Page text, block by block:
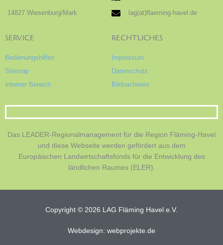
14827 Wiesenburg/Mark lag(at)flaeming-havel.de
SERVICE
Bedienungshilfen
Sitemap
Interner Bereich
RECHTLICHES
Impressum
Datenschutz
Bildnachweis
Das LEADER-Regionalmanagement für die Region Fläming-Havel
und diese Webseite werden gefördert aus dem
Europäischen Landwirtschaftsfonds für die Entwicklung des
ländlichen Raumes (ELER).
Copyright © 2026 LAG Fläming Havel e.V.
Webdesign: webprojekte.de